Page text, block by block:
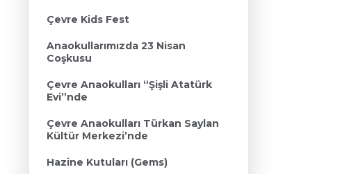
Çevre Kids Fest
Anaokullarımızda 23 Nisan
Coşkusu
Çevre Anaokulları “Şişli Atatürk
Evi”nde
Çevre Anaokulları Türkan Saylan
Kültür Merkezi’nde
Hazine Kutuları (Gems)